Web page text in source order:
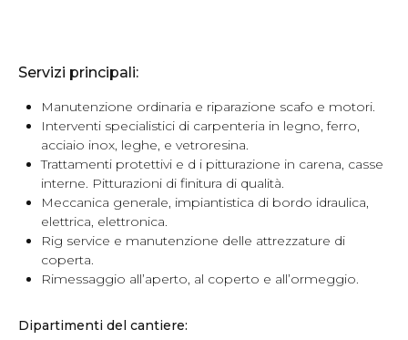
Servizi principali:
Manutenzione ordinaria e riparazione scafo e motori.
Interventi specialistici di carpenteria in legno, ferro,
acciaio inox, leghe, e vetroresina.
Trattamenti protettivi e d i pitturazione in carena, casse
interne. Pitturazioni di finitura di qualità.
Meccanica generale, impiantistica di bordo idraulica,
elettrica, elettronica.
Rig service e manutenzione delle attrezzature di
coperta.
Rimessaggio all’aperto, al coperto e all’ormeggio.
Dipartimenti del cantiere: